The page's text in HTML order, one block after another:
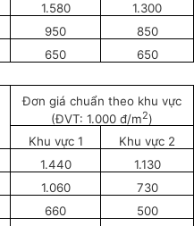
1.580
1.300
950
850
650
650
Đơn giá chuẩn theo khu vực
(ĐVT: 1.000 đ/m2)
Khu vực 1
Khu vực 2
1.440
1.130
1.060
730
660
500